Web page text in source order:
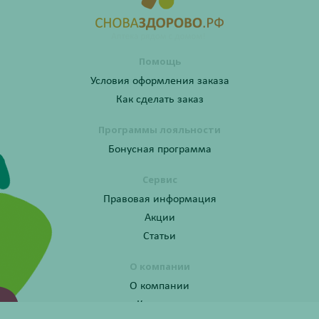
Помощь
Условия оформления заказа
Как сделать заказ
Программы лояльности
Бонусная программа
Сервис
Правовая информация
Акции
Статьи
О компании
О компании
Контакты